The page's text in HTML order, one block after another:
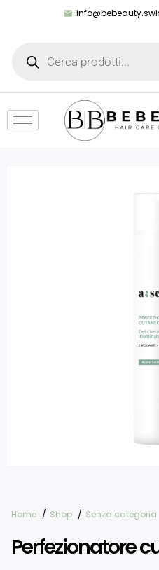
Home Shop Senza categoria
Perfezionatore